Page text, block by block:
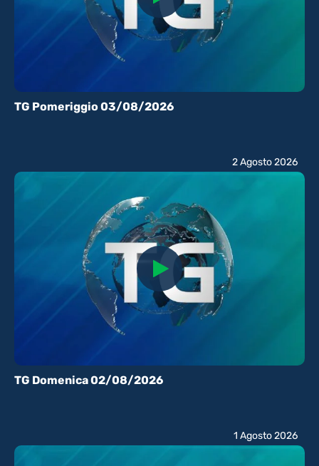
TG Pomeriggio 03/08/2026
TG Domenica 02/08/2026
2 Agosto 2026
1 Agosto 2026